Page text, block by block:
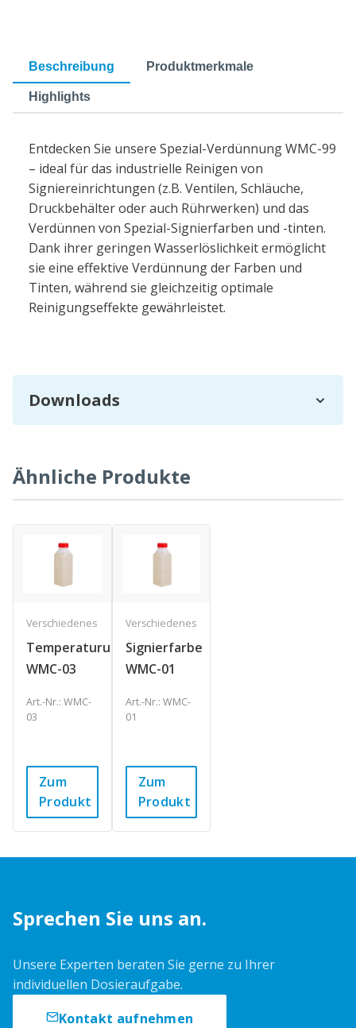
Beschreibung Produktmerkmale
Highlights
Entdecken Sie unsere Spezial-Verdünnung WMC-99
– ideal für das industrielle Reinigen von
Signiereinrichtungen (z.B. Ventilen, Schläuche,
Druckbehälter oder auch Rührwerken) und das
Verdünnen von Spezial-Signierfarben und -tinten.
Dank ihrer geringen Wasserlöslichkeit ermöglicht
sie eine effektive Verdünnung der Farben und
Tinten, während sie gleichzeitig optimale
Reinigungseffekte gewährleistet.
Downloads
Ähnliche Produkte
Verschiedenes
Temperaturumschlagsfarbe
WMC-03
Art.-Nr.: WMC-
03
Zum
Produkt
Verschiedenes
Signierfarbe
WMC-01
Art.-Nr.: WMC-
01
Zum
Produkt
Sprechen Sie uns an.
Unsere Experten beraten Sie gerne zu Ihrer
individuellen Dosieraufgabe.
Kontakt aufnehmen